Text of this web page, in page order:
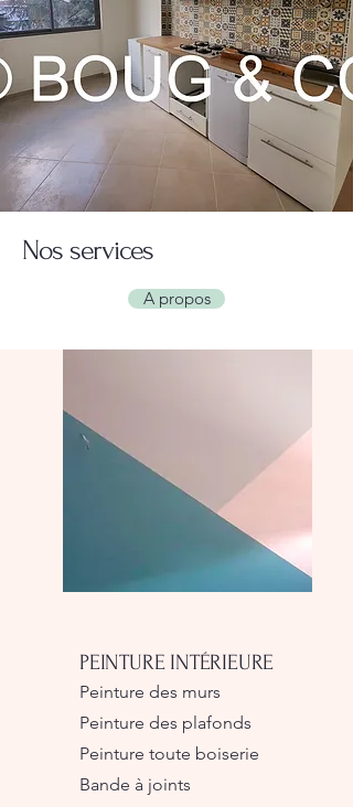
Nos services
A propos
PEINTURE INTÉRIEURE
Peinture des murs
Peinture des plafonds
Peinture toute boiserie
Bande à joints